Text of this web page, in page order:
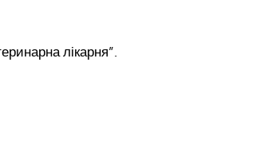
лікарня”.